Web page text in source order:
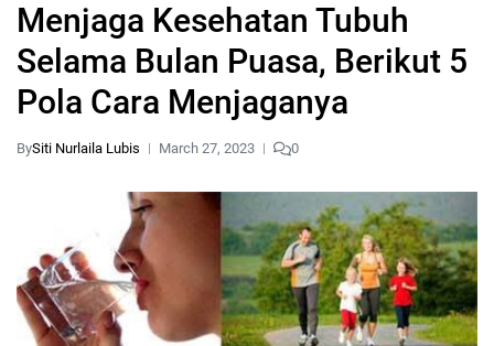
Menjaga Kesehatan Tubuh
Selama Bulan Puasa, Berikut 5
Pola Cara Menjaganya
BySiti Nurlaila Lubis March 27, 2023 0